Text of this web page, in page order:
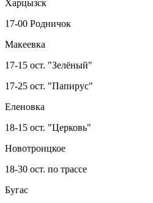
Харцызск
17-00 Родничок
Макеевка
17-15 ост. "Зелёный"
17-25 ост. "Папирус"
Еленовка
18-15 ост. "Церковь"
Новотроицкое
18-30 ост. по трассе
Бугас